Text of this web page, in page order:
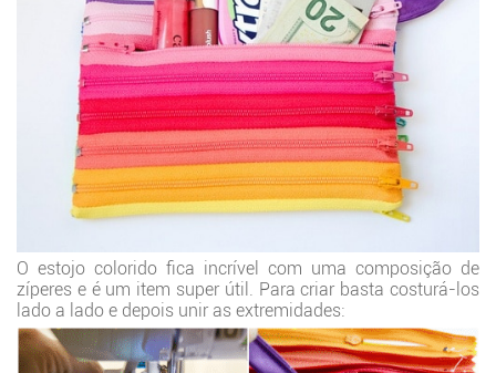
O estojo colorido fica incrível com uma composição de
zíperes e é um item super útil. Para criar basta costurá-los
lado a lado e depois unir as extremidades: